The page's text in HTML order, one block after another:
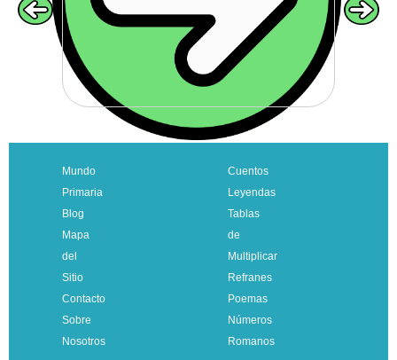
Mundo
Primaria
Blog
Mapa
del
Sitio
Contacto
Sobre
Nosotros
Cuentos
Leyendas
Tablas
de
Multiplicar
Refranes
Poemas
Números
Romanos